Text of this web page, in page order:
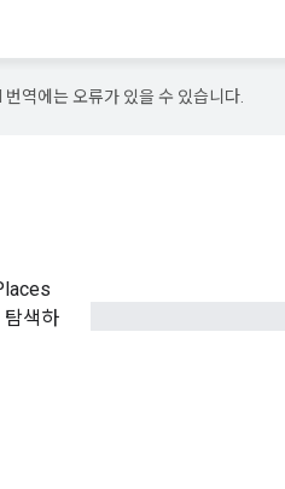
역에는 오류가 있을 수 있습니다.
탐색하